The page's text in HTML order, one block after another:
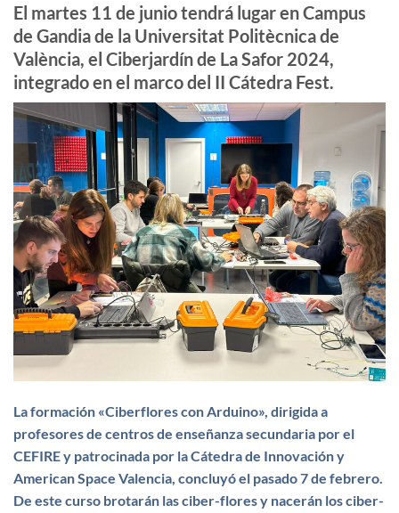
El martes 11 de junio tendrá lugar en Campus
de Gandia de la Universitat Politècnica de
València, el Ciberjardín de La Safor 2024,
integrado en el marco del II Cátedra Fest.
La formación «Ciberflores con Arduino», dirigida a
profesores de centros de enseñanza secundaria por el
CEFIRE y patrocinada por la Cátedra de Innovación y
American Space Valencia, concluyó el pasado 7 de febrero.
De este curso brotarán las ciber-flores y nacerán los ciber-